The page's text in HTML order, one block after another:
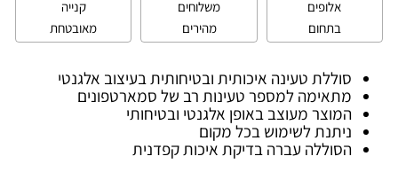
אלופים
בתחום
משלוחים
מהירים
קנייה
מאובטחת
סוללת טעינה איכותית ובטיחותית בעיצוב אלגנטי
מתאימה למספר טעינות רב של סמארטפונים
המוצר מעוצב באופן אלגנטי ובטיחותי
ניתנת לשימוש בכל מקום
הסוללה עברה בדיקת איכות קפדנית